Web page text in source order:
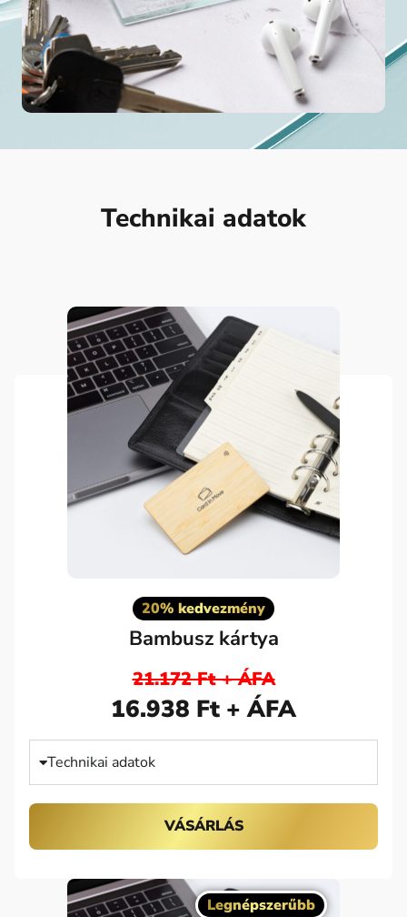
Technikai adatok
20% kedvezmény
Bambusz kártya
21.172 Ft + ÁFA
16.938 Ft + ÁFA
Technikai adatok
VÁSÁRLÁS
Legnépszerűbb